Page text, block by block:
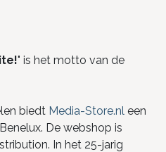
" is het motto van de
biedt Media-Store.nl een
De webshop is
In het 25-jarig